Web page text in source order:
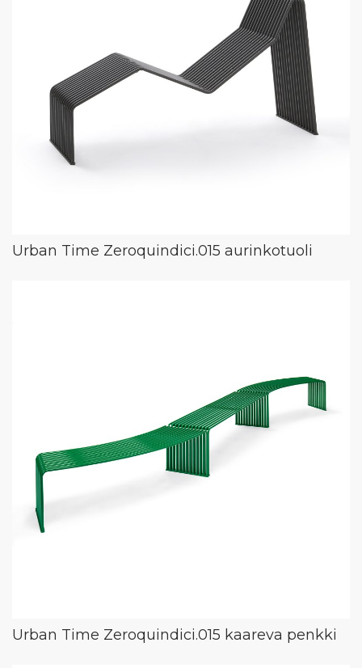
Urban Time Zeroquindici.015 aurinkotuoli
Urban Time Zeroquindici.015 kaareva penkki